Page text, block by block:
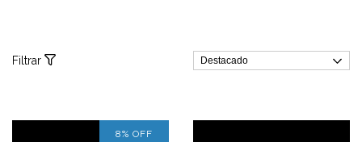
Filtrar
8% OFF